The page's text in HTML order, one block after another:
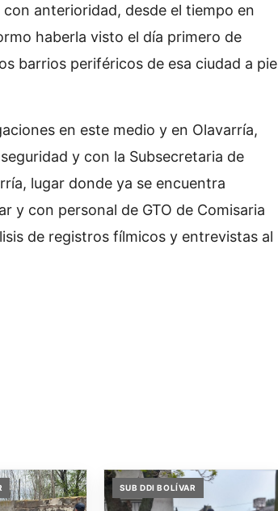
anterioridad, desde el tiempo en
haberla visto el día primero de
barrios periféricos de esa ciudad a pie
en este medio y en Olavarría,
y con la Subsecretaria de
lugar donde ya se encuentra
y con personal de GTO de Comisaria
de registros fílmicos y entrevistas al
SUB DDI BOLÍVAR